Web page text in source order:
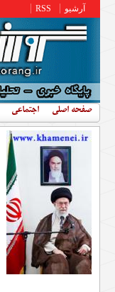
آرشیو RSS
صفحه اصلی اجتماعی